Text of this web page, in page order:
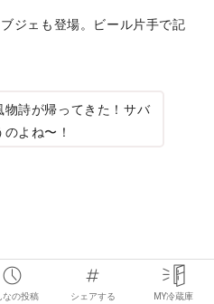
ジェも登場。ビール片手で記
物詩が帰ってきた！サバ
よね〜！
★★★★☆
なの投稿 シェアする MY冷蔵庫